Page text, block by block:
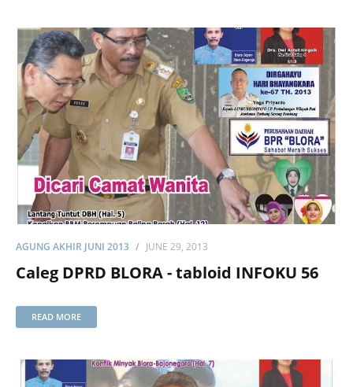
AGUNG AKHIR JUNI 2013 JUNE 29, 2013
Caleg DPRD BLORA - tabloid INFOKU 56
READ MORE